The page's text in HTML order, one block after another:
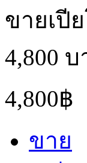
ขายเปี
4,800 บ
4,800฿
ขาย